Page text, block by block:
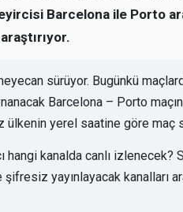
Barcelona ile Porto
sürüyor. Bugünkü
Barcelona – Porto
ülkenin yerel saatine göre maç
hangi kanalda canlı
yayınlayacak kanalları